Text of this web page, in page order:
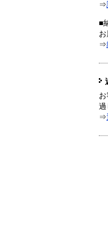
⇒
■
お
⇒
過
⇒